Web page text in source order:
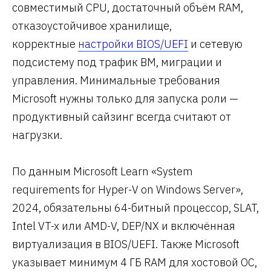
совместимый CPU, достаточный объём RAM,
отказоустойчивое хранилище,
корректные настройки BIOS/UEFI и сетевую
подсистему под трафик ВМ, миграции и
управления. Минимальные требования
Microsoft нужны только для запуска роли —
продуктивный сайзинг всегда считают от
нагрузки.
По данным Microsoft Learn «System
requirements for Hyper-V on Windows Server»,
2024, обязательны 64-битный процессор, SLAT,
Intel VT-x или AMD-V, DEP/NX и включённая
виртуализация в BIOS/UEFI. Также Microsoft
указывает минимум 4 ГБ RAM для хостовой ОС,